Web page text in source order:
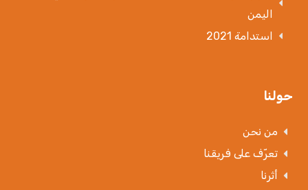
اليمن
استدامة 2021
حولنا
من نحن
تعرّف على فريقنا
أثرنا